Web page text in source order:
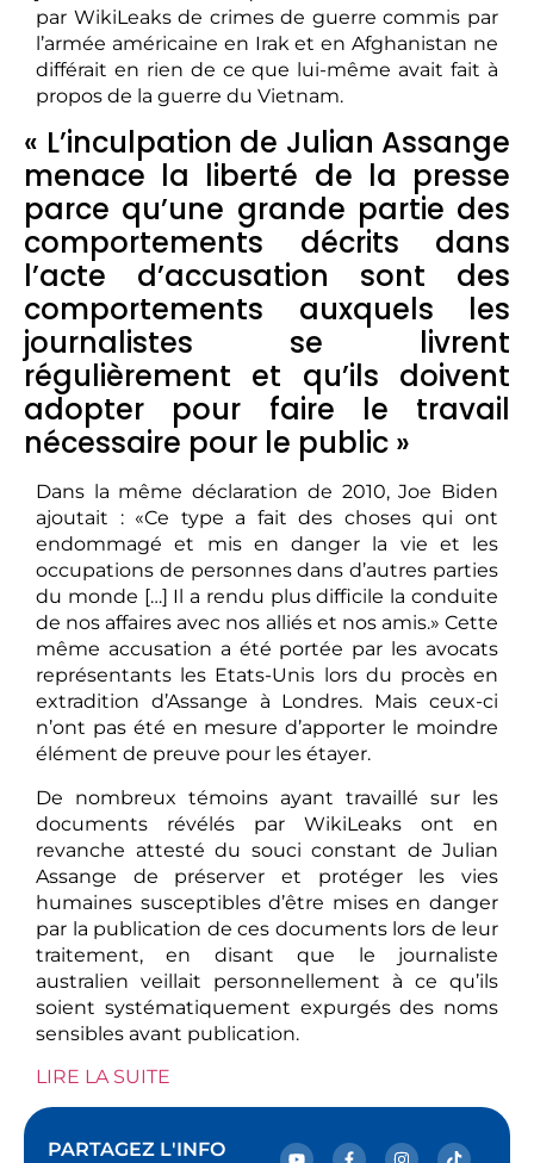
par WikiLeaks de crimes de guerre commis par
l’armée américaine en Irak et en Afghanistan ne
différait en rien de ce que lui-même avait fait à
propos de la guerre du Vietnam.
« L’inculpation de Julian Assange
menace la liberté de la presse
parce qu’une grande partie des
comportements décrits dans
l’acte d’accusation sont des
comportements auxquels les
journalistes se livrent
régulièrement et qu’ils doivent
adopter pour faire le travail
nécessaire pour le public »
Dans la même déclaration de 2010, Joe Biden
ajoutait : «Ce type a fait des choses qui ont
endommagé et mis en danger la vie et les
occupations de personnes dans d’autres parties
du monde […] Il a rendu plus difficile la conduite
de nos affaires avec nos alliés et nos amis.» Cette
même accusation a été portée par les avocats
représentants les Etats-Unis lors du procès en
extradition d’Assange à Londres. Mais ceux-ci
n’ont pas été en mesure d’apporter le moindre
élément de preuve pour les étayer.
De nombreux témoins ayant travaillé sur les
documents révélés par WikiLeaks ont en
revanche attesté du souci constant de Julian
Assange de préserver et protéger les vies
humaines susceptibles d’être mises en danger
par la publication de ces documents lors de leur
traitement, en disant que le journaliste
australien veillait personnellement à ce qu’ils
soient systématiquement expurgés des noms
sensibles avant publication.
LIRE LA SUITE
PARTAGEZ L'INFO